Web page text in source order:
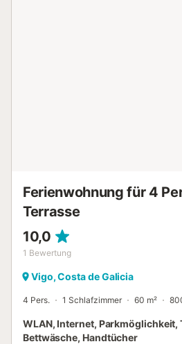
Ferienwohnung für 4
Terrasse
10,0
1 Bewertung
Vigo, Costa de Galicia
4 Pers. 1 Schlafzimmer 60 m²
WLAN, Internet, Parkmöglichkeit,
Bettwäsche, Handtücher